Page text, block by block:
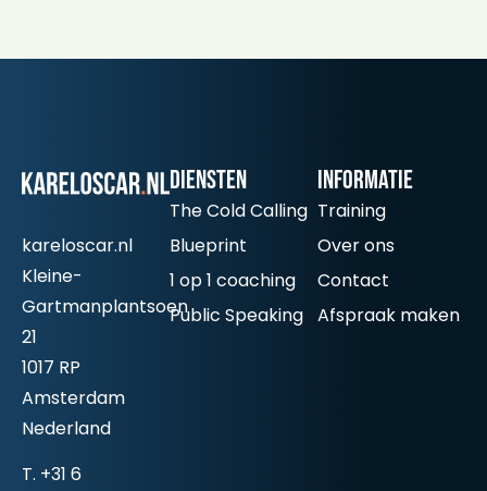
kareloscar.nl
Kleine-
Gartmanplantsoen
21
1017 RP
Amsterdam
Nederland
T. +31 6
Diensten
The Cold Calling
Blueprint
1 op 1 coaching
Public Speaking
informatie
Training
Over ons
Contact
Afspraak maken